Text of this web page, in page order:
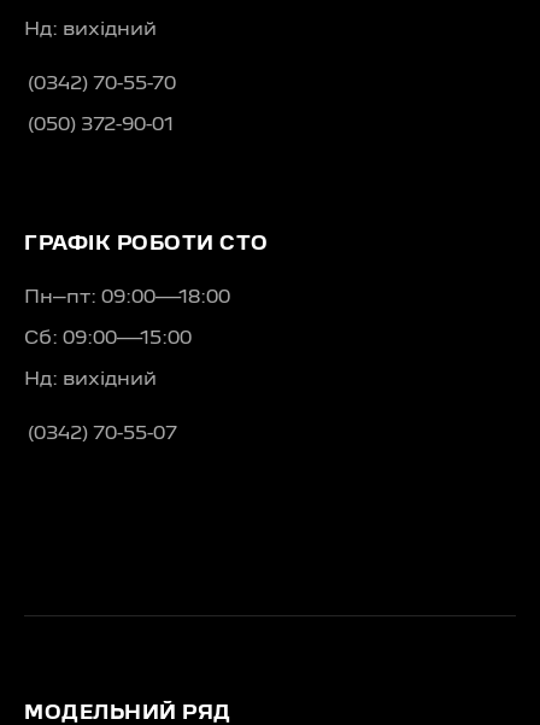
Нд: вихідний
(0342) 70-55-70
(050) 372-90-01
ГРАФІК РОБОТИ СТО
Пн–пт: 09:00—18:00
Сб: 09:00—15:00
Нд: вихідний
(0342) 70-55-07
МОДЕЛЬНИЙ РЯД